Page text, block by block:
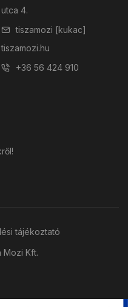
utca 4.
tiszamozi [kukac]
tiszamozi.hu
+36 56 424 910
Kft.
tájékoztató